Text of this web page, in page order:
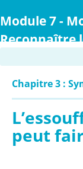
au
principal
Module 7 -
Reconnaître
confort et
Chapitre 3 :
peut